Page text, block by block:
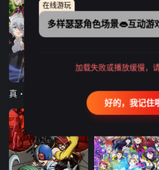
12集全
东京猫猫 NEW
在线游玩
多样瑟瑟角色场景👄互动游
加载失败或播放缓慢，
好的，我记住